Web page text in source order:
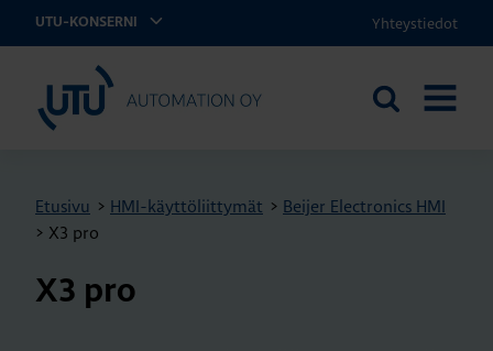
UTU-KONSERNI Yhteystiedot
UTU Automation
Etsi
Etusivu > HMI-käyttöliittymät > Beijer Electronics HMI
> X3 pro
X3 pro